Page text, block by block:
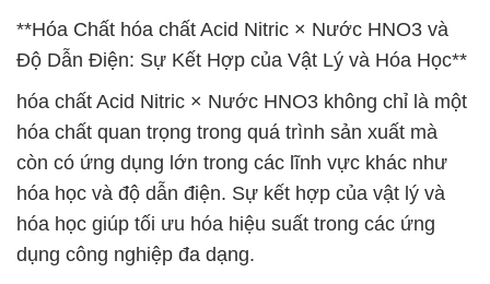
**Hóa Chất hóa chất Acid Nitric × Nước HNO3 và
Độ Dẫn Điện: Sự Kết Hợp của Vật Lý và Hóa Học**
hóa chất Acid Nitric × Nước HNO3 không chỉ là một
hóa chất quan trọng trong quá trình sản xuất mà
còn có ứng dụng lớn trong các lĩnh vực khác như
hóa học và độ dẫn điện. Sự kết hợp của vật lý và
hóa học giúp tối ưu hóa hiệu suất trong các ứng
dụng công nghiệp đa dạng.